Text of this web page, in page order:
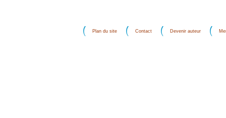
Plan du site Contact Devenir auteur